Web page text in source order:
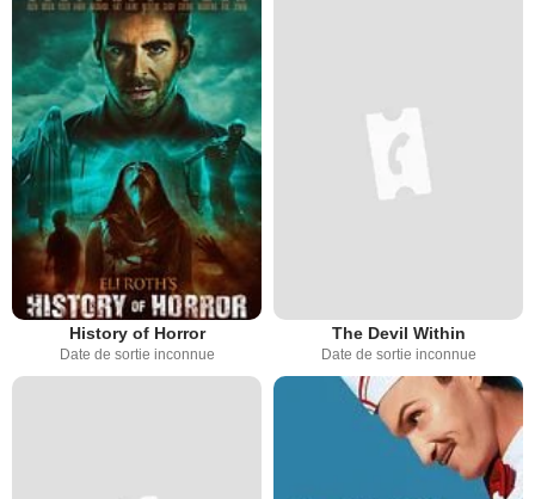
History of Horror
Date de sortie inconnue
The Devil Within
Date de sortie inconnue